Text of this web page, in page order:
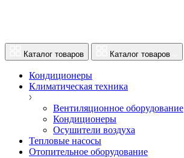
Каталог товаров Каталог товаров
Кондиционеры
Климатическая техника
Вентиляционное оборудование
Кондиционеры
Осушители воздуха
Тепловые насосы
Отопительное оборудование